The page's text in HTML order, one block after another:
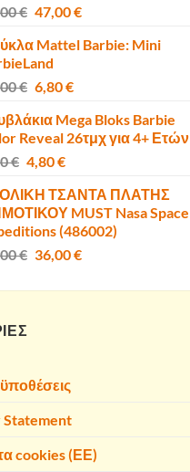
€ Original
was:
50,00 €.
47,00€Η
τιμή
Mattel Barbie: Mini
€ Original
was:
10,00 €.
6,80€Η
τιμή
είναι:
Mega Bloks Barbie
Reveal 26τμχ για 4+ Ετών
€ Original
was:
6,00 €.
4,80€Η
τιμή
είναι:
4,80 €.
ΤΣΑΝΤΑ ΠΛΑΤΗΣ
MUST Nasa Space
(486002)
€ Original
was:
36,00€Η
τιμή
Statement
cookies (ΕΕ)